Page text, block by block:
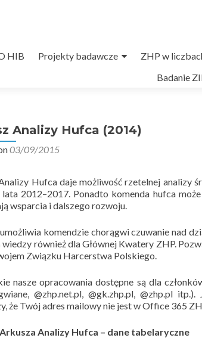
HIB Projekty badawcze ZHP w
Badanie
Analizy Hufca (2014)
03/09/2015
Hufca daje możliwość rzetelnej analizy
2012–2017. Ponadto komenda hufca
wsparcia i dalszego rozwoju.
komendzie chorągwi czuwanie nad
wiedzy również dla Głównej Kwatery ZHP.
Związku Harcerstwa Polskiego.
nasze opracowania dostępne są dla
@zhp.net.pl, @gk.zhp.pl, @zhp.pl
że Twój adres mailowy nie jest w Office 365
Analizy Hufca – dane tabelaryczne